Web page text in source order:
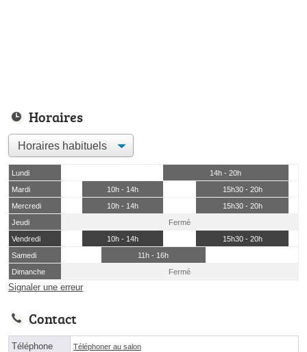
Horaires
Lundi
14h - 20h
Mardi
10h - 14h
15h30 - 20h
Mercredi
10h - 14h
15h30 - 20h
Jeudi
Fermé
Vendredi
10h - 14h
15h30 - 20h
Samedi
11h - 16h
Dimanche
Fermé
Signaler une erreur
Contact
Téléphone Téléphoner au salon